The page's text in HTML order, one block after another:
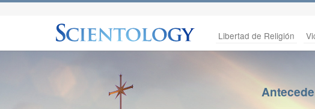
Libertad de Religión